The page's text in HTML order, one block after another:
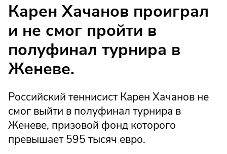
Карен Хачанов проиграл
и не смог пройти в
полуфинал турнира в
Женеве.
Российский теннисист Карен Хачанов не
смог выйти в полуфинал турнира в
Женеве, призовой фонд которого
превышает 595 тысяч евро.